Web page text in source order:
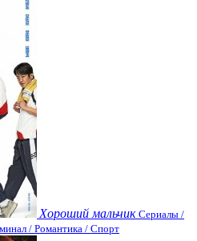
Хороший мальчик Сериалы /
/ Романтика / Спорт